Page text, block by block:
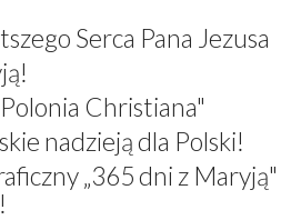
Serca Pana Jezusa
Christiana"
nadzieją dla Polski!
„365 dni z Maryją"